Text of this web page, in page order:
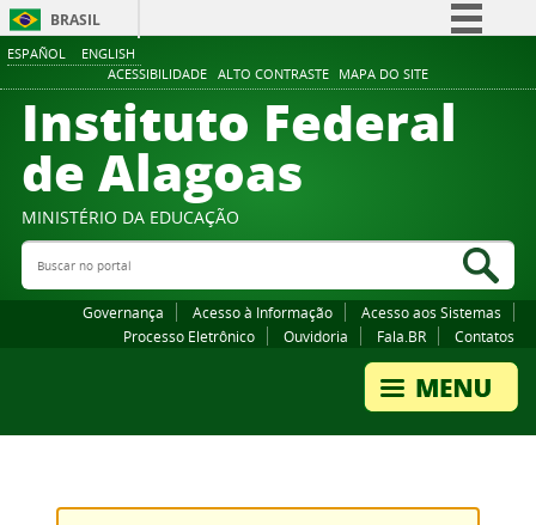
ESPAÑOL ENGLISH
ACESSIBILIDADE ALTO CONTRASTE MAPA DO SITE
BRASIL
Comunica BR
Participe
Canais
Instituto Federal
de Alagoas
MINISTÉRIO DA EDUCAÇÃO
Buscar no portal
Governança Acesso à Informação
Acesso aos Sistemas
Processo Eletrônico
Ouvidoria Fala.BR Contatos